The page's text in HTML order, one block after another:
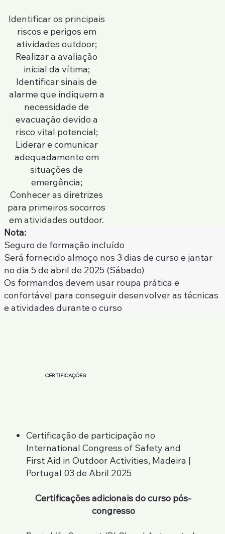
Certificação de participação no
International Congress of Safety and
First Aid in Outdoor Activities, Madeira |
Portugal 03 de Abril 2025
Certificações adicionais do curso pós-
congresso
CERTIFICAÇÕES
Identificar os principais
riscos e perigos em
atividades outdoor;
Realizar a avaliação
inicial da vítima;
Identificar sinais de
alarme que indiquem a
necessidade de
evacuação devido a
risco vital potencial;
Liderar e comunicar
adequadamente em
situações de
emergência;
Conhecer as diretrizes
para primeiros socorros
em atividades outdoor.
Nota:
Seguro de formação incluído
Será fornecido almoço nos 3 dias de curso e jantar
no dia 5 de abril de 2025 (Sábado)
Os formandos devem usar roupa prática e
confortável para conseguir desenvolver as técnicas
e atividades durante o curso